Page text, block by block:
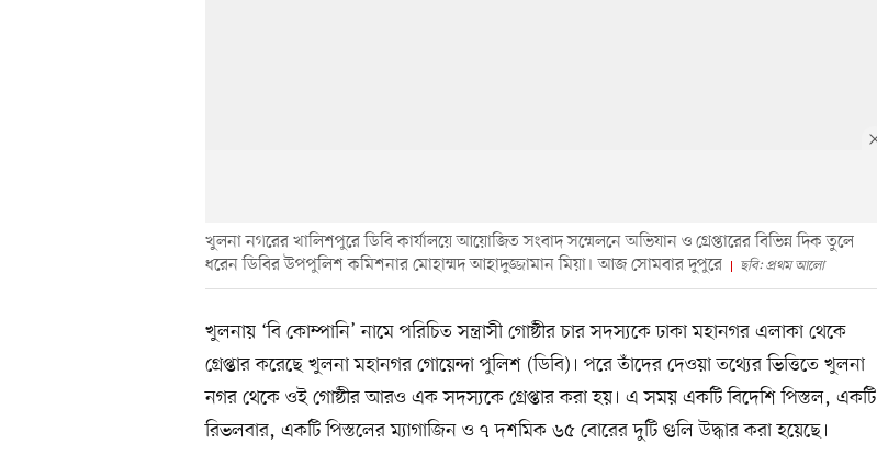
খুলনা নগরের খালিশপুরে ডিবি কার্যালয়ে আয়োজিত সংবাদ সম্মেলনে অভিযান ও গ্রেপ্তারের বিভিন্ন দিক তুলে
ধরেন ডিবির উপপুলিশ কমিশনার মোহাম্মদ আহাদুজ্জামান মিয়া। আজ সোমবার দুপুরে
ছবি: প্রথম আলো
খুলনায় ‘বি কোম্পানি’ নামে পরিচিত সন্ত্রাসী গোষ্ঠীর চার সদস্যকে ঢাকা মহানগর এলাকা থেকে
গ্রেপ্তার করেছে খুলনা মহানগর গোয়েন্দা পুলিশ (ডিবি)। পরে তাঁদের দেওয়া তথ্যের ভিত্তিতে খুলনা
নগর থেকে ওই গোষ্ঠীর আরও এক সদস্যকে গ্রেপ্তার করা হয়। এ সময় একটি বিদেশি পিস্তল, একটি
রিভলবার, একটি পিস্তলের ম্যাগাজিন ও ৭ দশমিক ৬৫ বোরের দুটি গুলি উদ্ধার করা হয়েছে।